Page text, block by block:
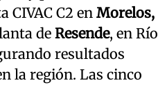
CIVAC C2 en Morelos,
de Resende, en Río
resultados
la región. Las cinco